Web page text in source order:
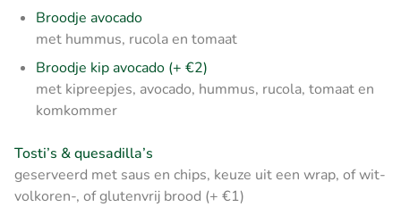
Broodje avocado
met hummus, rucola en tomaat
Broodje kip avocado (+ €2)
met kipreepjes, avocado, hummus, rucola, tomaat en
komkommer
Tosti’s & quesadilla’s
geserveerd met saus en chips, keuze uit een wrap, of wit-
volkoren-, of glutenvrij brood (+ €1)